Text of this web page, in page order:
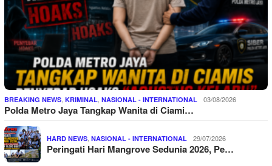
BREAKING NEWS KRIMINAL NASIONAL - INTERNATIONAL 03/08/2026
Polda Metro Jaya Tangkap Wanita di Ciami…
HARD NEWS NASIONAL - INTERNATIONAL 29/07/2026
Peringati Hari Mangrove Sedunia 2026, Pe…